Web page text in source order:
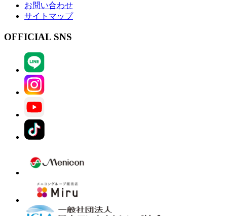
お問い合わせ
サイトマップ
OFFICIAL SNS